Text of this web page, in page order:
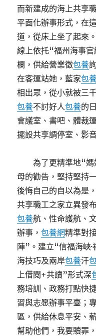
而新建成的海上共享
平面化辦事形式，在
道，從床上坐了起來
線上依托“福州海事
欄，供給營業徵包養
在客運站她，藍家包
相出眾，從小就被三
包養不討好人包養的
會議室、書吧、體裁
擺設共享調停室、影
為了更精準地“
母的勸告，堅持堅持
後悔自己的自以為是
共享職工之家立異發
包養航、性命護航、
辦事，包養網精準對
陣”。建立“信福海峽
海技巧及兩岸包養汗
上借閱+共讀”形式深
務培訓、政務打點快
習與志愿辦事平臺；
區，供給休息平安、
幫助他們，我要贖罪